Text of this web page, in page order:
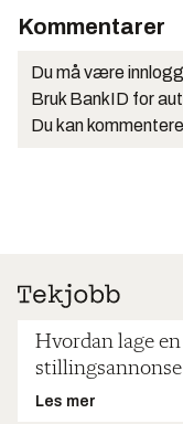
Kommentarer
Du må være
Bruk BankID for
Du kan
Hvordan lage en
stillingsannonse
Les mer